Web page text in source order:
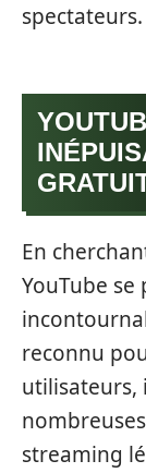
spectateurs.
En
YouTube
reconnu
utilisateurs,
streaming